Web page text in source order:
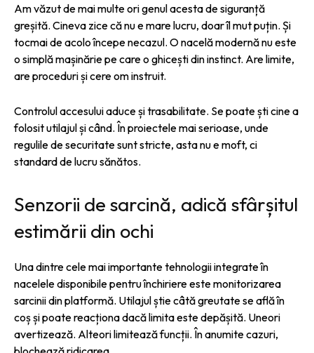
Am văzut de mai multe ori genul acesta de siguranță
greșită. Cineva zice că nu e mare lucru, doar îl mut puțin. Și
tocmai de acolo începe necazul. O nacelă modernă nu este
o simplă mașinărie pe care o ghicești din instinct. Are limite,
are proceduri și cere om instruit.
Controlul accesului aduce și trasabilitate. Se poate ști cine a
folosit utilajul și când. În proiectele mai serioase, unde
regulile de securitate sunt stricte, asta nu e moft, ci
standard de lucru sănătos.
Senzorii de sarcină, adică sfârșitul
estimării din ochi
Una dintre cele mai importante tehnologii integrate în
nacelele disponibile pentru închiriere este monitorizarea
sarcinii din platformă. Utilajul știe câtă greutate se află în
coș și poate reacționa dacă limita este depășită. Uneori
avertizează. Alteori limitează funcții. În anumite cazuri,